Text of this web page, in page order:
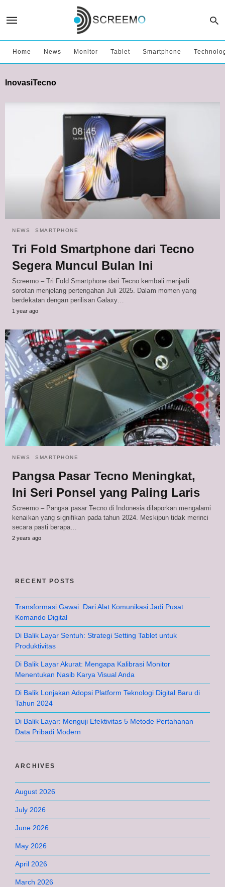
Home News Monitor Tablet Smartphone
InovasiTecno
NEWS SMARTPHONE
Tri Fold Smartphone dari Tecno
Segera Muncul Bulan Ini
Screemo – Tri Fold Smartphone dari Tecno kembali menjadi
sorotan menjelang pertengahan Juli 2025. Dalam momen yang
berdekatan dengan perilisan Galaxy…
1 year ago
NEWS SMARTPHONE
Pangsa Pasar Tecno Meningkat,
Ini Seri Ponsel yang Paling Laris
Screemo – Pangsa pasar Tecno di Indonesia dilaporkan mengalami
kenaikan yang signifikan pada tahun 2024. Meskipun tidak merinci
secara pasti berapa…
2 years ago
RECENT POSTS
Transformasi Gawai: Dari Alat Komunikasi Jadi Pusat
Komando Digital
Di Balik Layar Sentuh: Strategi Setting Tablet untuk
Produktivitas
Di Balik Layar Akurat: Mengapa Kalibrasi Monitor
Menentukan Nasib Karya Visual Anda
Di Balik Lonjakan Adopsi Platform Teknologi Digital Baru di
Tahun 2024
Di Balik Layar: Menguji Efektivitas 5 Metode Pertahanan
Data Pribadi Modern
ARCHIVES
August 2026
July 2026
June 2026
May 2026
April 2026
March 2026